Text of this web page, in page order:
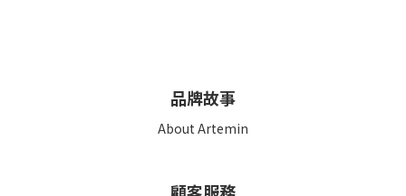
品牌故事
About Artemin